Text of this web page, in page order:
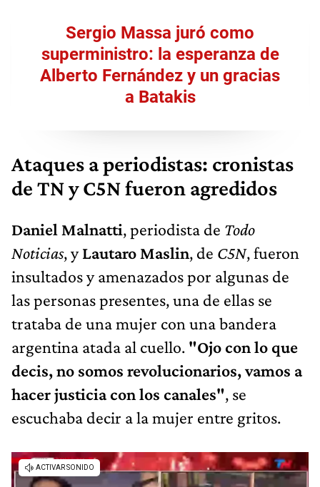
Sergio Massa juró como
superministro: la esperanza de
Alberto Fernández y un gracias
a Batakis
Ataques a periodistas: cronistas
de TN y C5N fueron agredidos
Daniel Malnatti, periodista de Todo
Noticias, yLautaro Maslin, de C5N, fueron
insultados y amenazados por algunas de
las personas presentes, una de ellas se
trataba de una mujer con una bandera
argentina atada al cuello. "Ojo con lo que
decis, no somos revolucionarios, vamos a
hacer justicia con los canales", se
escuchaba decir a la mujer entre gritos.